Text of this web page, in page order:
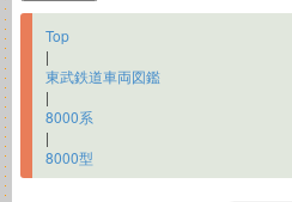
Top
|
東武鉄道車両図鑑
|
8000系
|
8000型